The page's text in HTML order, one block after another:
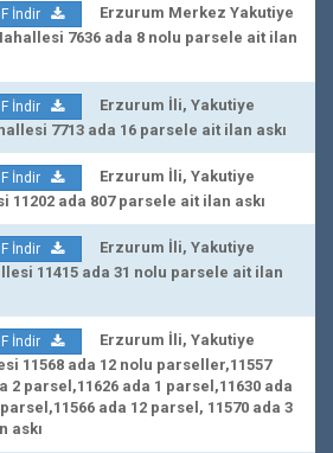
İndir
Erzurum Merkez Yakutiye
7636 ada 8 nolu parsele ait ilan
İndir
Erzurum İli, Yakutiye
7713 ada 16 parsele ait ilan askı
İndir
Erzurum İli, Yakutiye
ada 807 parsele ait ilan askı
İndir
Erzurum İli, Yakutiye
11415 ada 31 nolu parsele ait ilan
İndir
Erzurum İli, Yakutiye
11568 ada 12 nolu parseller,11557
2 parsel,11626 ada 1 parsel,11630 ada
ada 12 parsel, 11570 ada 3
askı